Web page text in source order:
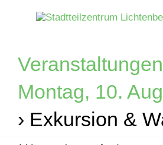
Montag, 10.
› Exkursion &